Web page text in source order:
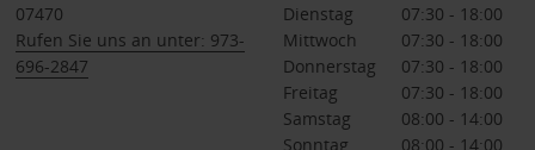
07470
Rufen Sie uns an unter: 973-
696-2847
Dienstag
07:30 - 18:00
Mittwoch
07:30 - 18:00
Donnerstag
07:30 - 18:00
Freitag
07:30 - 18:00
Samstag
08:00 - 14:00
Sonntag
08:00 - 14:00